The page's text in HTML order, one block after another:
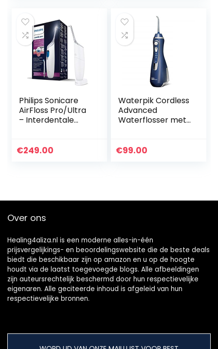
Philips Sonicare
AirFloss Pro/Ultra
– Interdentale
€249.00
Waterpik Cordless
Advanced
Waterflosser met
Verwijderen van
€99.00
Over ons
Healing4aliza.nl is een moderne alles-in-één
prijsvergelijkings- en beoordelingswebsite die de beste deals
biedt die beschikbaar zijn op amazon en u op de hoogte
houdt via de laatst toegevoegde blogs. Alle afbeeldingen
zijn auteursrechtelijk beschermd door hun respectievelijke
eigenaren. Alle geciteerde inhoud is afgeleid van hun
respectievelijke bronnen.